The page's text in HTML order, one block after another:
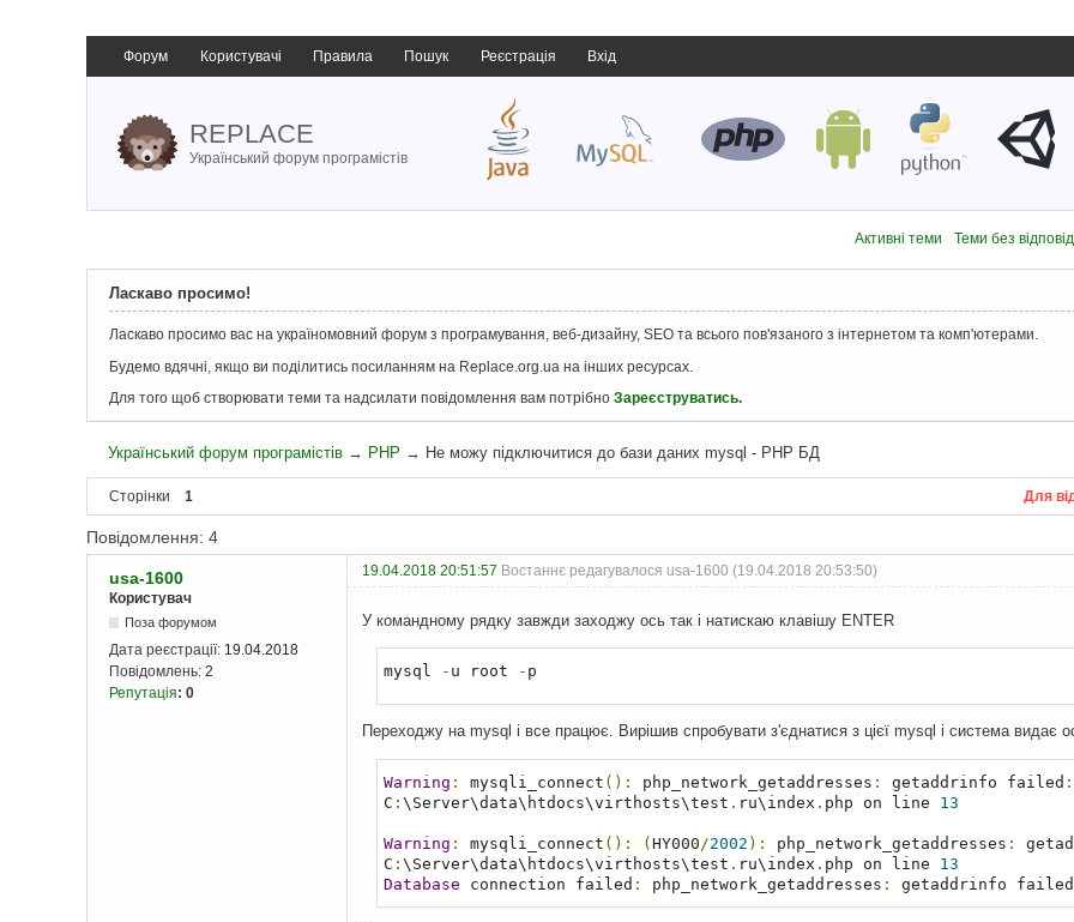
Форум Користувачі Правила Пошук Реєстрація Вхід
REPLACE
Український форум програмістів
Активні теми Теми без
Ласкаво просимо!
Ласкаво просимо вас на україномовний форум з програмування, веб-дизайну, SEO та всього пов'язаного з інтернетом та комп'ютерами.
Будемо вдячні, якщо ви поділитись посиланням на Replace.org.ua на інших ресурсах.
Для того щоб створювати теми та надсилати повідомлення вам потрібно Зареєструватись.
Український форум програмістів → PHP → Не можу підключитися до бази даних mysql - PHP БД
Сторінки 1 Для
Повідомлення: 4
usa-1600 19.04.2018 20:51:57 Востаннє редагувалося usa-1600 (19.04.2018 20:53:50)
Користувач
Поза форумом
Дата реєстрації: 19.04.2018
Повідомлень: 2
Репутація: 0
У командному рядку завжди заходжу ось так і натискаю клавішу ENTER
mysql - u root - p
Переходжу на mysql і все працює. Вирішив спробувати з'єднатися з цієї mysql і система видає
Warning : mysqli_connect (): php_network_getaddresses : getaddrinfo failed :
C : \Server\data\htdocs\virthosts\test . ru\index . php on line 13
Warning : mysqli_connect (): (HY000 /2002 ): php_network_getaddresses :
C : \Server\data\htdocs\virthosts\test . ru\index . php on line 13
Database connection failed : php_network_getaddresses : getaddrinfo failed